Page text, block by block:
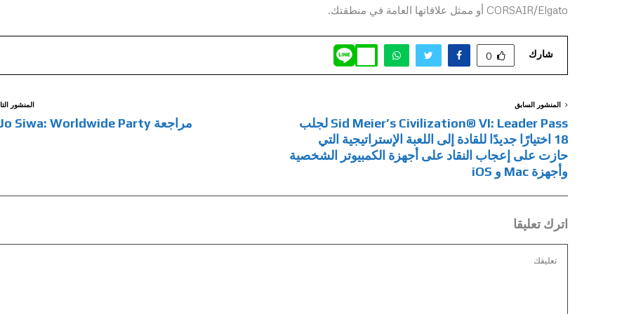
CORSAIR/Elgato أو ممثل علاقاتها العامة في منطقتك.
شارك 0
المنشور السابق
Sid Meier’s Civilization® VI: Leader Pass لجلب
18 اختيارًا جديدًا للقادة إلى اللعبة الإستراتيجية التي
حازت على إعجاب النقاد على أجهزة الكمبيوتر الشخصية
وأجهزة Mac و iOS
المنشور
مراجعة JoJo Siwa: Worldwide Party
اترك تعليقا